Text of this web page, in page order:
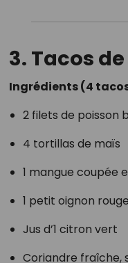
3. Tacos
Ingrédients (4
2 filets de poisson
4 tortillas de maïs
1 mangue coupée
1 petit oignon
Jus d’1 citron vert
Coriandre fraîche,